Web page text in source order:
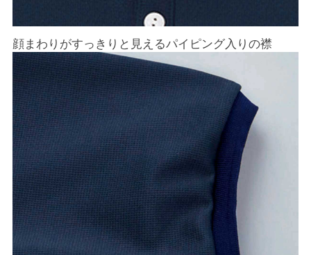
顔まわりがすっきりと見えるパイピング入りの襟